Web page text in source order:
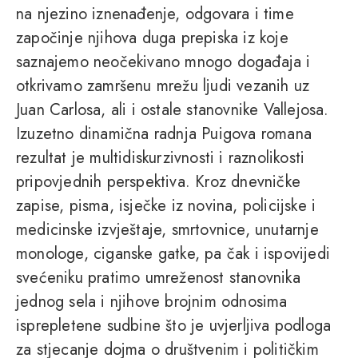
na njezino iznenađenje, odgovara i time
započinje njihova duga prepiska iz koje
saznajemo neočekivano mnogo događaja i
otkrivamo zamršenu mrežu ljudi vezanih uz
Juan Carlosa, ali i ostale stanovnike Vallejosa.
Izuzetno dinamična radnja Puigova romana
rezultat je multidiskurzivnosti i raznolikosti
pripovjednih perspektiva. Kroz dnevničke
zapise, pisma, isječke iz novina, policijske i
medicinske izvještaje, smrtovnice, unutarnje
monologe, ciganske gatke, pa čak i ispovijedi
svećeniku pratimo umreženost stanovnika
jednog sela i njihove brojnim odnosima
isprepletene sudbine što je uvjerljiva podloga
za stjecanje dojma o društvenim i političkim